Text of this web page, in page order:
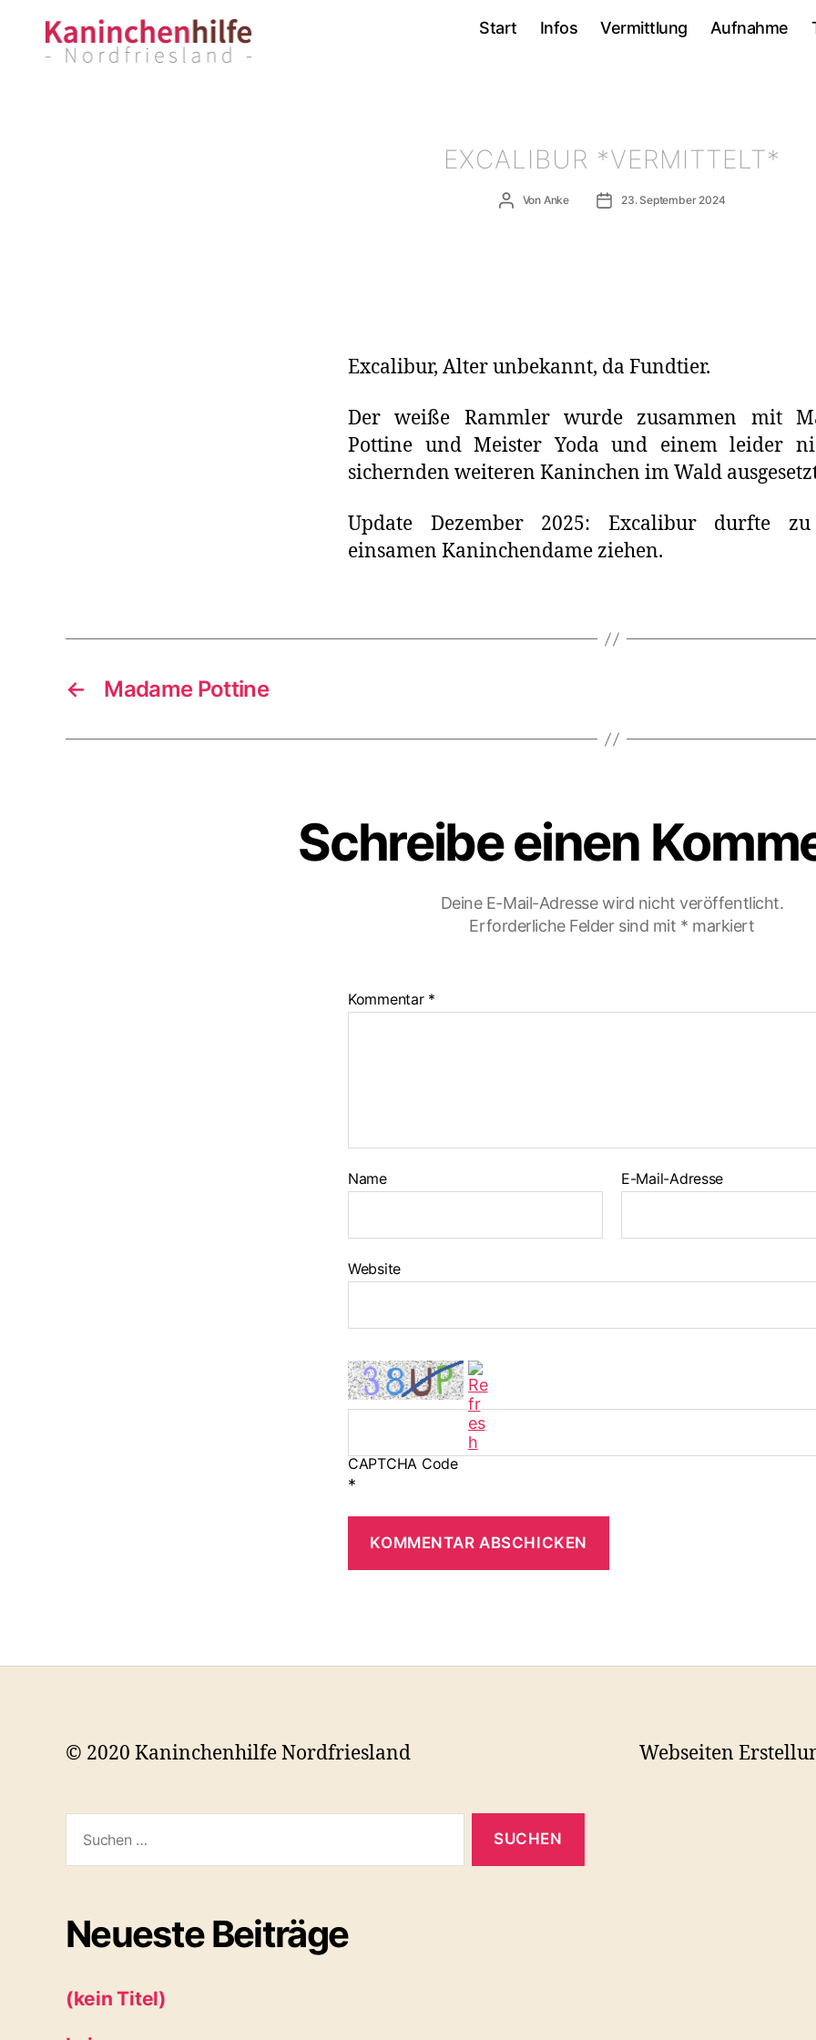
Start Infos Vermittlung Aufnahme
EXCALIBUR *VERMITTELT*
Beitragsautor
Von Anke Veröffentlichungsdatum
23. September 2024
Excalibur, Alter unbekannt, da Fundtier.
Der weiße Rammler wurde zusammen mit
Pottine und Meister Yoda und einem leider
sichernden weiteren Kaninchen im Wald
Update Dezember 2025: Excalibur durfte
einsamen Kaninchendame ziehen.
← Madame Pottine
Schreibe einen
Deine E-Mail-Adresse wird nicht veröffentlicht.
Erforderliche Felder sind mit * markiert
Kommentar *
Name E-Mail-Adresse
Website
CAPTCHA Code
*
© 2020 Kaninchenhilfe Nordfriesland
nach:
Neueste Beiträge
(kein Titel)
Webseiten